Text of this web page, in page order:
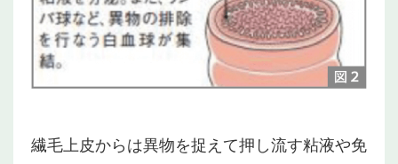
繊毛上皮からは異物を捉えて押し流す粘液や免